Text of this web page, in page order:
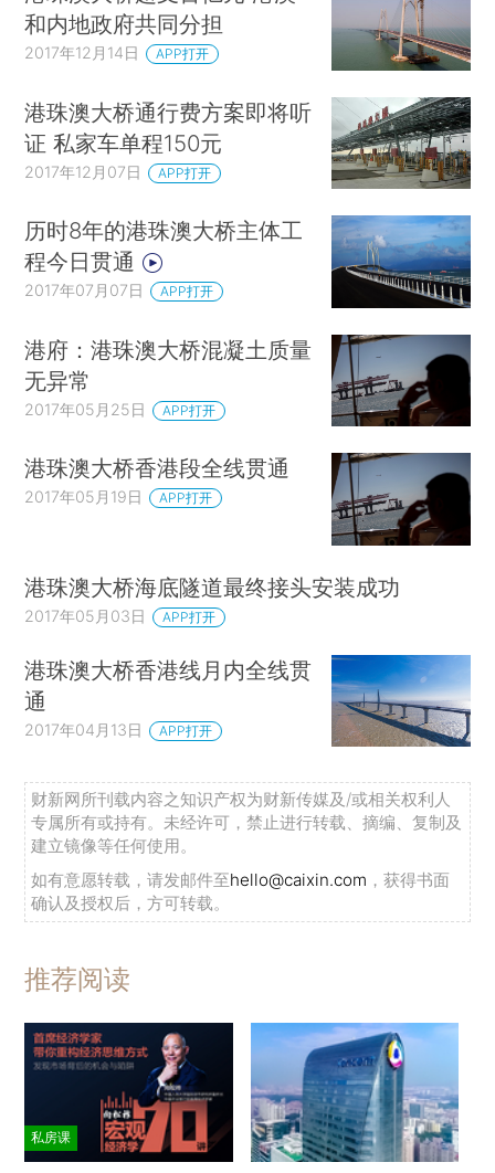
和内地政府共同分担
2017年12月14日 APP打开
港珠澳大桥通行费方案即将听
证 私家车单程150元
2017年12月07日 APP打开
历时8年的港珠澳大桥主体工
程今日贯通
2017年07月07日 APP打开
港府：港珠澳大桥混凝土质量
无异常
2017年05月25日 APP打开
港珠澳大桥香港段全线贯通
2017年05月19日 APP打开
港珠澳大桥海底隧道最终接头安装成功
2017年05月03日 APP打开
港珠澳大桥香港线月内全线贯
通
2017年04月13日 APP打开
财新网所刊载内容之知识产权为财新传媒及/或相关权利人
专属所有或持有。未经许可，禁止进行转载、摘编、复制及
建立镜像等任何使用。
如有意愿转载，请发邮件至hello@caixin.com ，获得书面
确认及授权后，方可转载。
推荐阅读
私房课